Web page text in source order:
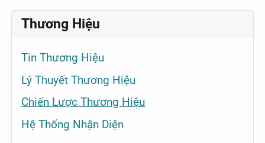
Thương Hiệu
Tin Thương Hiệu
Lý Thuyết Thương Hiệu
Chiến Lược Thương Hiệu
Hệ Thống Nhận Diện